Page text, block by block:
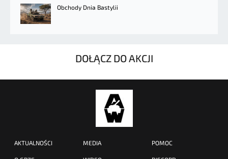
Obchody Dnia Bastylii
DOŁĄCZ DO AKCJI
AKTUALNOŚCI MEDIA POMOC